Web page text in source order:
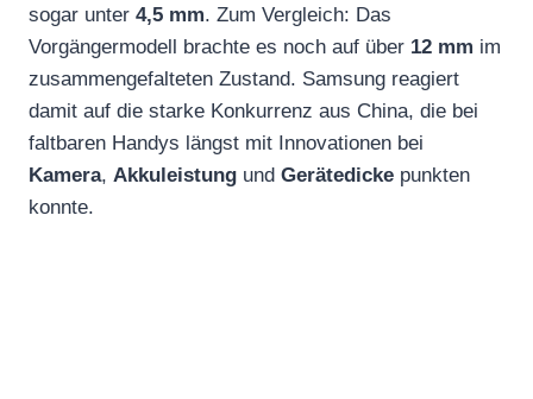
sogar unter 4,5 mm. Zum Vergleich: Das
Vorgängermodell brachte es noch auf über 12 mm im
zusammengefalteten Zustand. Samsung reagiert
damit auf die starke Konkurrenz aus China, die bei
faltbaren Handys längst mit Innovationen bei
Kamera, Akkuleistung und Gerätedicke punkten
konnte.